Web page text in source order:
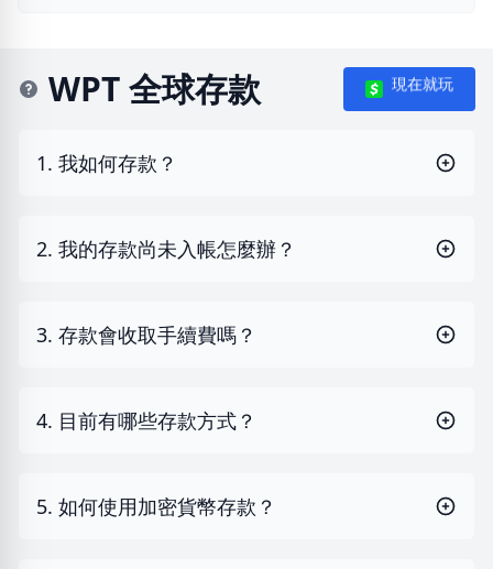
WPT 全球存款 現在就玩
1. 我如何存款？
2. 我的存款尚未入帳怎麼辦？
3. 存款會收取手續費嗎？
4. 目前有哪些存款方式？
5. 如何使用加密貨幣存款？